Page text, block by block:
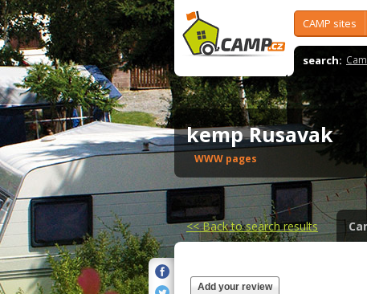
CAMP sites
search:
kemp Rusavak
WWW pages
<<Back to search results
Add your review